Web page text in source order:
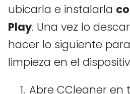
ubicarla e instalarla
Play. Una vez lo
hacer lo siguiente
limpieza en el
Abre CCleaner en